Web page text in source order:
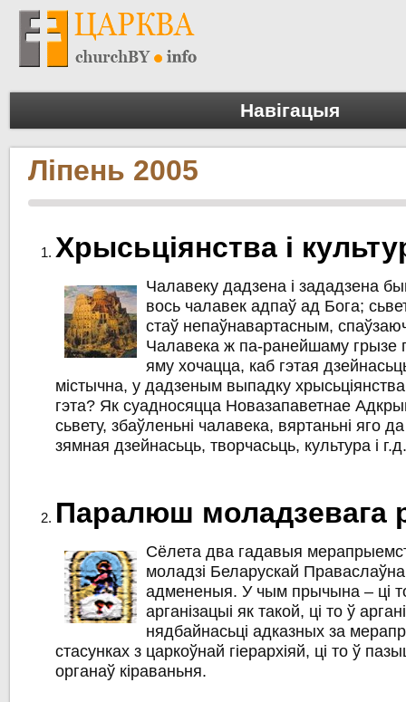
Навігацыя
Ліпень 2005
Хрысьціянства і
Чалавеку дадзена і зададзена
вось чалавек адпаў ад Бога;
стаў непаўнавартасным,
Чалавека ж па-ранейшаму грызе
яму хочацца, каб гэтая
містычна, у дадзеным выпадку
гэта? Як суадносяцца Новазапаветнае
сьвету, збаўленьні чалавека, вяртаньні яго
зямная дзейнасьць, творчасьць, культура і
Паралюш моладзевага
Сёлета два гадавыя
моладзі Беларускай
адмененыя. У чым прычына – ці
арганізацыі як такой, ці то ў
нядбайнасьці адказных за
стасунках з царкоўнай гіерархіяй, ці то ў
органаў кіраваньня.